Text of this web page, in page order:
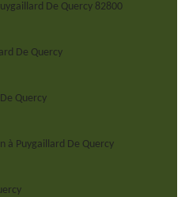
De Quercy 82800
De Quercy
Quercy
à Puygaillard De Quercy